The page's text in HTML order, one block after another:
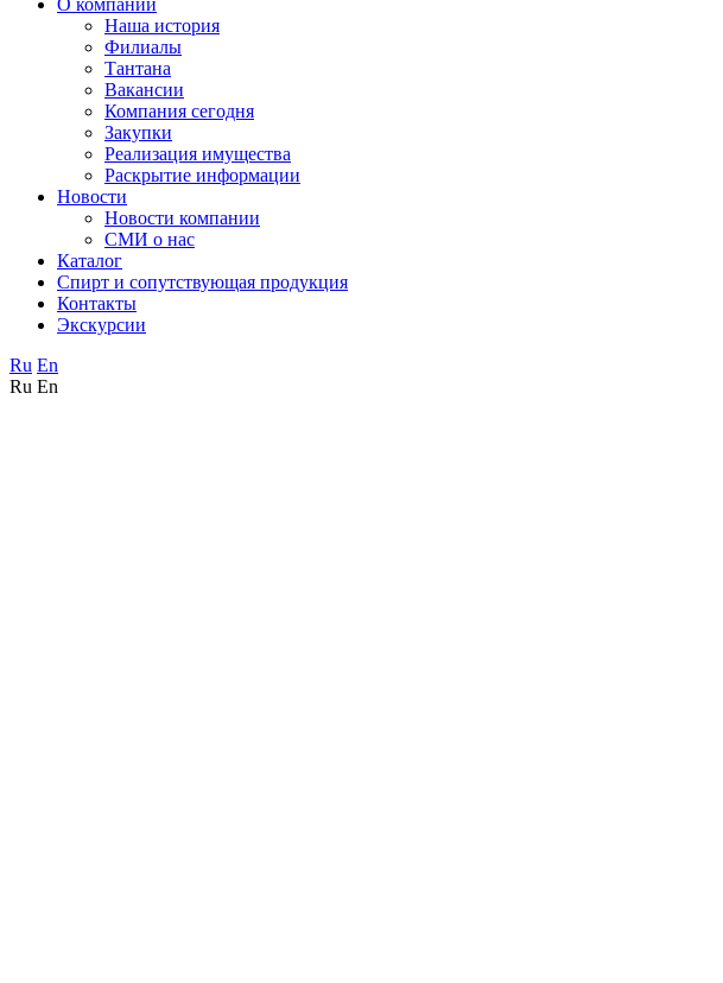
О компании
Наша история
Филиалы
Тантана
Вакансии
Компания сегодня
Закупки
Реализация имущества
Раскрытие информации
Новости
Новости компании
СМИ о нас
Каталог
Спирт и сопутствующая продукция
Контакты
Экскурсии
Ru En
Ru En